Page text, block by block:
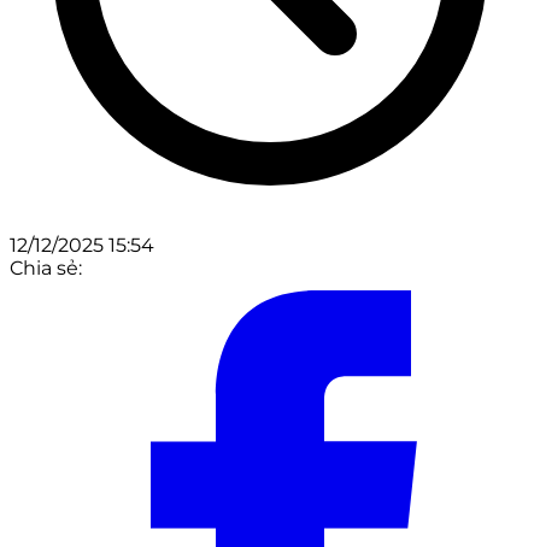
12/12/2025 15:54
Chia sẻ: